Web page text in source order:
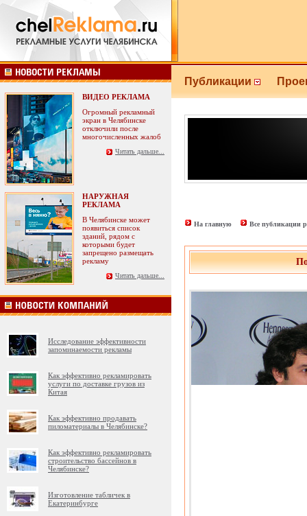
ВИДЕО РЕКЛАМА
Огромный рекламный
экран в Челябинске
отключили после
многочисленных жалоб
Читать дальше...
НАРУЖНАЯ
РЕКЛАМА
В Челябинске может
появиться список
зданий, рядом с
которыми будет
запрещено размещать
рекламу
Читать дальше...
Исследование эффективности
запоминаемости рекламы
Как эффективно рекламировать
услуги по доставке грузов из
Китая
Как эффективно продавать
пиломатериалы в Челябинске?
Как эффективно рекламировать
строительство бассейнов в
Челябинске?
Изготовление табличек в
Екатеринбурге
Публикации
На главную Все публикации